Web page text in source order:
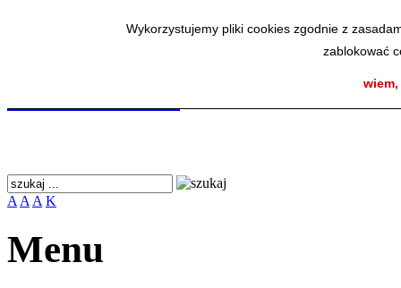
Wykorzystujemy pliki cookies zgodnie z
zablokować
Wykorzystujemy pliki cookies zgodnie z
zablokować
A A A K
Menu